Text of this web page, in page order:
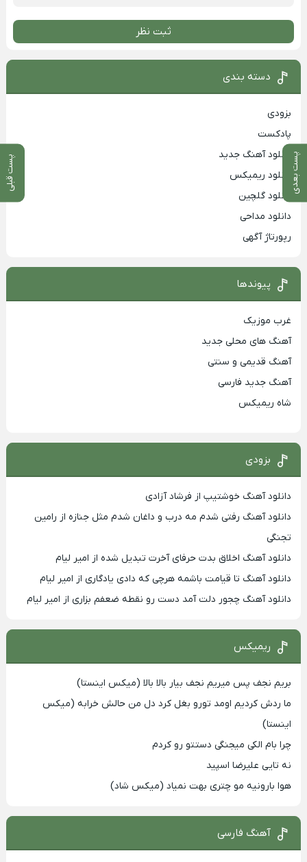
پست بعدی پست قبلی
ثبت نظر
دسته بندی
بزودی
پادکست
دانلود آهنگ جدید
دانلود ریمیکس
دانلود گلچین
دانلود مداحی
رپورتاژ آگهی
پیوندها
غرب موزیک
آهنگ های محلی جدید
آهنگ قدیمی و سنتی
آهنگ جدید فارسی
شاه ریمیکس
بزودی
دانلود آهنگ خوشتیپ از فرشاد آزادی
دانلود آهنگ رفتی شدم مه درب و داغان شدم مثل جنازه از رامین
تجنگی
دانلود آهنگ اخلاق بدت حرفای آخرت تبدیل شده از امیر لیام
دانلود آهنگ تا قیامت باشمه هرچی که دادی یادگاری از امیر لیام
دانلود آهنگ چجور دلت آمد دست رو نقطه ضعفم بزاری از امیر لیام
ریمیکس
بریم نجف پس میریم نجف بیار بالا بالا (میکس اینستا)
ما ردش کردیم اومد تورو بغل کرد دل من حالش خرابه (میکس
اینستا)
چرا بام الکی میجنگی دستتو رو کردم
نه تایی علیرضا اسپید
هوا بارونیه مو چتری بهت نمیاد (میکس شاد)
آهنگ فارسی